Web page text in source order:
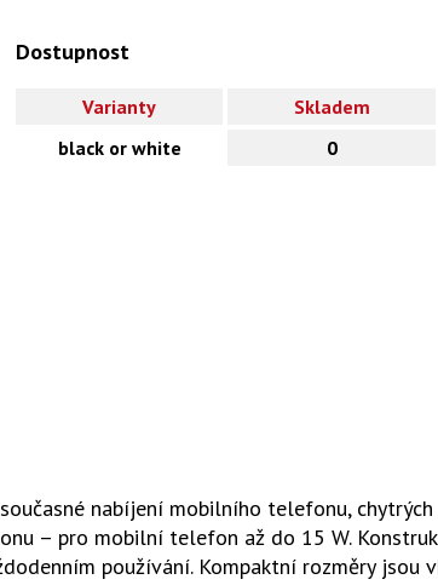
Dostupnost
Varianty Skladem
black or white
0
nabíjení mobilního telefonu,
– pro mobilní telefon až do 15 W.
používání. Kompaktní rozměry jsou